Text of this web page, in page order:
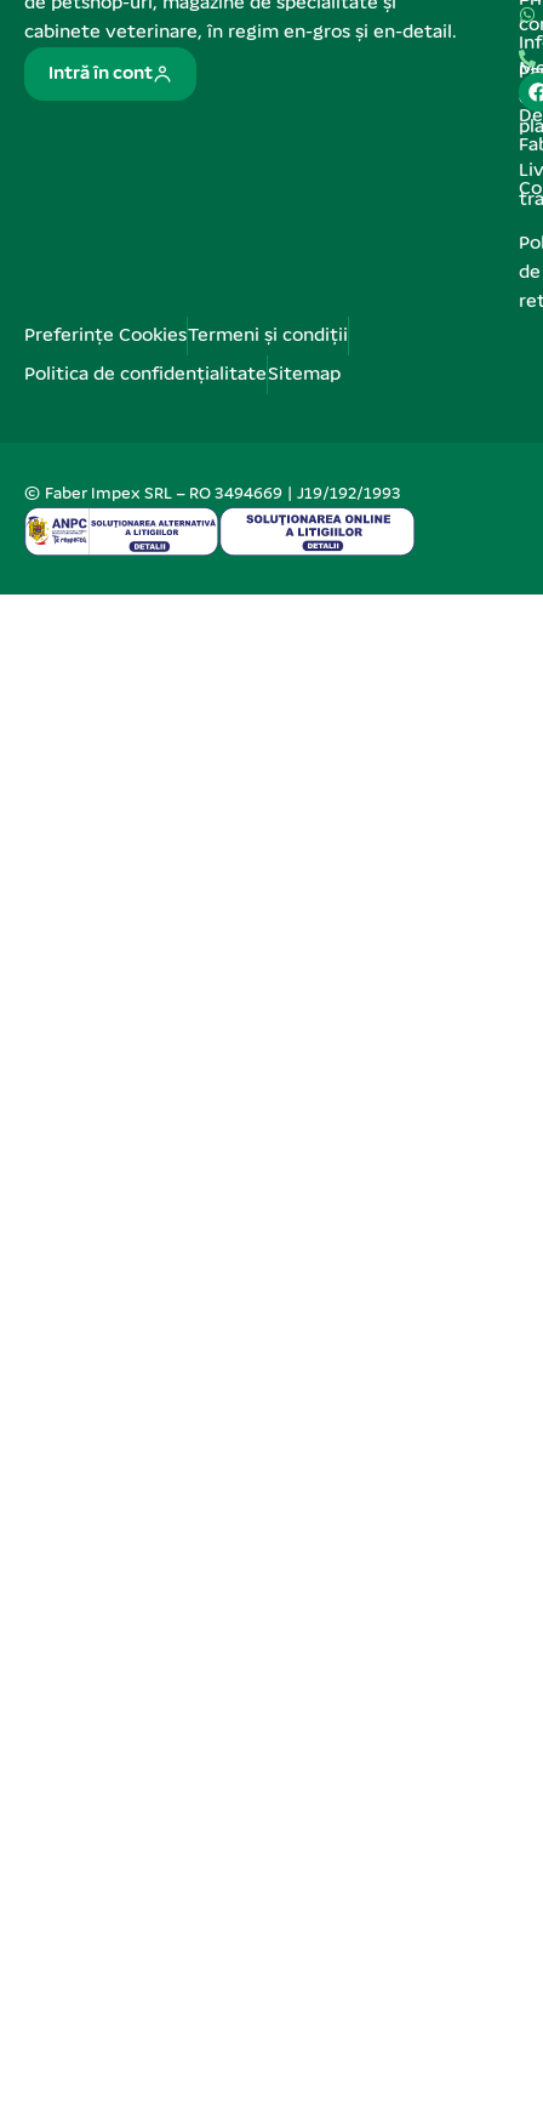
de petshop-uri, magazine de specialitate și
cabinete veterinare, în regim en-gros și en-detail.
Intră în cont
de
de
Preferințe CookiesTermeni și condiții
Politica de confidențialitateSitemap
© Faber Impex SRL – RO 3494669 | J19/192/1993